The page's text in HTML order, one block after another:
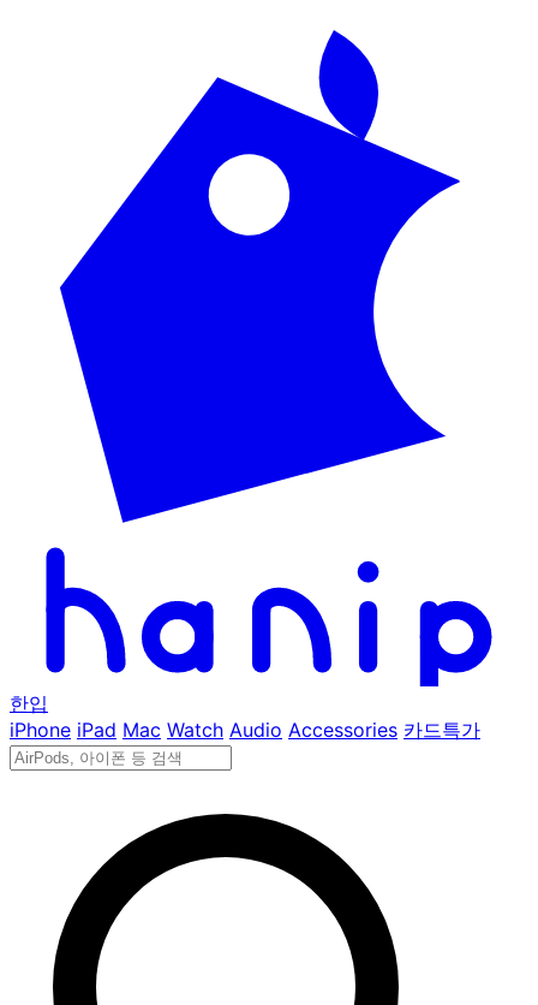
한입
iPhone iPad Mac Watch Audio Accessories 카드특가